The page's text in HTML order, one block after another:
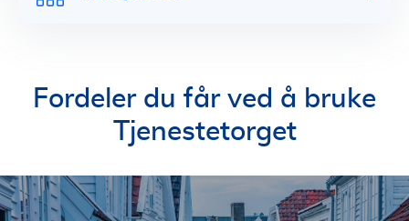
Fordeler du får ved å bruke
Tjenestetorget